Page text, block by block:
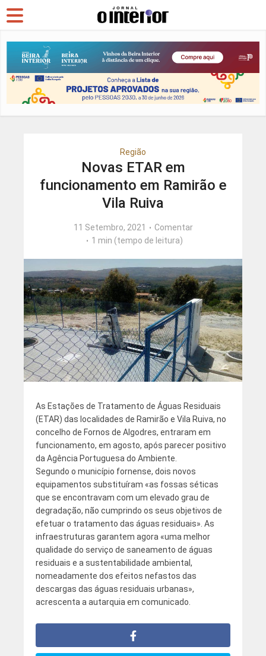
Região
Novas ETAR em
funcionamento em Ramirão e
Vila Ruiva
11 Setembro, 2021
Comentar
1 min (tempo de leitura)
As Estações de Tratamento de Águas Residuais
(ETAR) das localidades de Ramirão e Vila Ruiva, no
concelho de Fornos de Algodres, entraram em
funcionamento, em agosto, após parecer positivo
da Agência Portuguesa do Ambiente.
Segundo o município fornense, dois novos
equipamentos substituíram «as fossas séticas
que se encontravam com um elevado grau de
degradação, não cumprindo os seus objetivos de
efetuar o tratamento das águas residuais». As
infraestruturas garantem agora «uma melhor
qualidade do serviço de saneamento de águas
residuais e a sustentabilidade ambiental,
nomeadamente dos efeitos nefastos das
descargas das águas residuais urbanas»,
acrescenta a autarquia em comunicado.